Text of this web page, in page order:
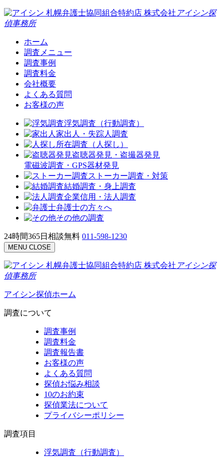
札幌弁護士協同組合特約店 株式会社 アイシン探
偵事務所
ホーム
調査メニュー
調査事例
調査料金
会社概要
よくある質問
お客様の声
浮気調査（行動調査）
家出人・失踪人調査
所在調査（人探し）
盗聴器発見・盗撮器発見
電磁波調査・GPS器材発見
ストーカー調査・対策
結婚調査・身上調査
企業信用・法人調査
弁護士の方々へ
その他の調査
24時間365日相談無料 011-598-1230
MENU CLOSE
札幌弁護士協同組合特約店 株式会社 アイシン探
偵事務所
アイシン探偵ホーム
調査について
調査事例
調査料金
調査報告書
お客様の声
よくある質問
探偵お悩み相談
10のお約束
探偵業法について
プライバシーポリシー
調査項目
浮気調査（行動調査）